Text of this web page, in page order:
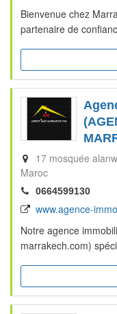
Bienvenue chez
partenaire de
17 mosquée
Maroc
0664599130
www.agence-
Notre agence
marrakech.com)